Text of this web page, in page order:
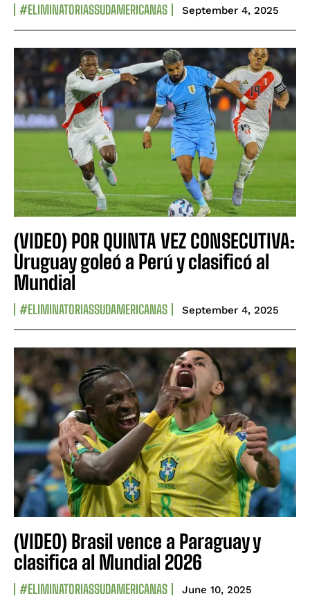
#ELIMINATORIASSUDAMERICANAS September 4, 2025
(VIDEO) POR QUINTA VEZ CONSECUTIVA:
Uruguay goleó a Perú y clasificó al
Mundial
#ELIMINATORIASSUDAMERICANAS September 4, 2025
(VIDEO) Brasil vence a Paraguay y
clasifica al Mundial 2026
#ELIMINATORIASSUDAMERICANAS June 10, 2025